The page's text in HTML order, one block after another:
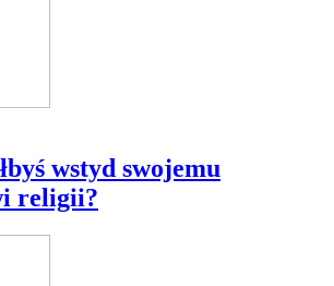
wstyd swojemu
religii?